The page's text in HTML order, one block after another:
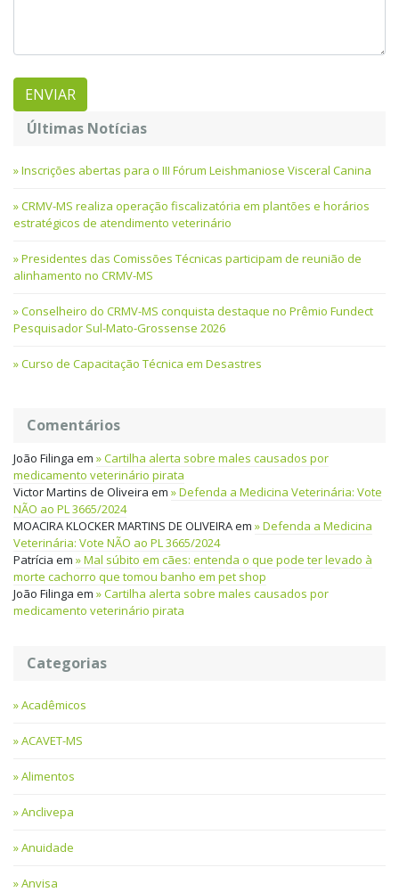
Últimas Notícias
Inscrições abertas para o III Fórum Leishmaniose Visceral Canina
CRMV-MS realiza operação fiscalizatória em plantões e horários
estratégicos de atendimento veterinário
Presidentes das Comissões Técnicas participam de reunião de
alinhamento no CRMV-MS
Conselheiro do CRMV-MS conquista destaque no Prêmio Fundect
Pesquisador Sul-Mato-Grossense 2026
Curso de Capacitação Técnica em Desastres
Comentários
João Filinga em
Cartilha alerta sobre males causados por
medicamento veterinário pirata
Victor Martins de Oliveira em
Defenda a Medicina Veterinária: Vote
NÃO ao PL 3665/2024
MOACIRA KLOCKER MARTINS DE OLIVEIRAem
Defenda a Medicina
Veterinária: Vote NÃO ao PL 3665/2024
Patrícia em
Mal súbito em cães: entenda o que pode ter levado à
morte cachorro que tomou banho em pet shop
João Filinga em
Cartilha alerta sobre males causados por
medicamento veterinário pirata
Categorias
Acadêmicos
ACAVET-MS
Alimentos
Anclivepa
Anuidade
Anvisa